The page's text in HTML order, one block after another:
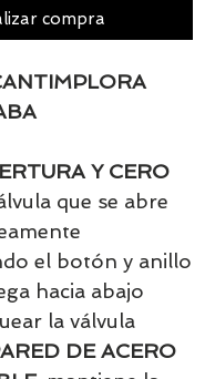
compra
Y CERO
que se abre
el botón y anillo
hacia abajo
la válvula
DE ACERO